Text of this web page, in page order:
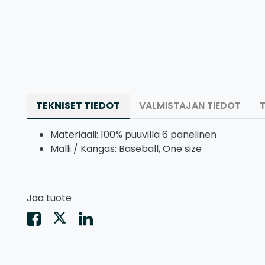
TEKNISET TIEDOT VALMISTAJAN TIEDOT
Materiaali: 100% puuvilla 6 panelinen
Malli / Kangas: Baseball, One size
Jaa tuote